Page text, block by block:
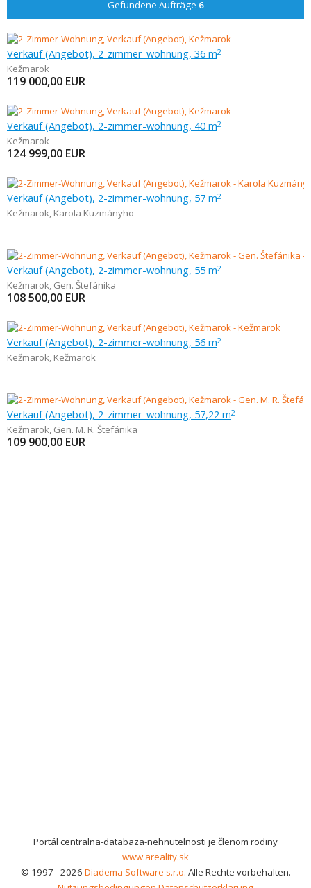
Gefundene Aufträge 6
Verkauf (Angebot), 2-zimmer-wohnung, 36 m2
Kežmarok
119 000,00 EUR
Verkauf (Angebot), 2-zimmer-wohnung, 40 m2
Kežmarok
124 999,00 EUR
Verkauf (Angebot), 2-zimmer-wohnung, 57 m2
Kežmarok, Karola Kuzmányho
Verkauf (Angebot), 2-zimmer-wohnung, 55 m2
Kežmarok, Gen. Štefánika
108 500,00 EUR
Verkauf (Angebot), 2-zimmer-wohnung, 56 m2
Kežmarok, Kežmarok
Verkauf (Angebot), 2-zimmer-wohnung, 57,22 m2
Kežmarok, Gen. M. R. Štefánika
109 900,00 EUR
Portál centralna-databaza-nehnutelnosti je členom rodiny
www.areality.sk
© 1997 - 2026 Diadema Software s.r.o. Alle Rechte vorbehalten.